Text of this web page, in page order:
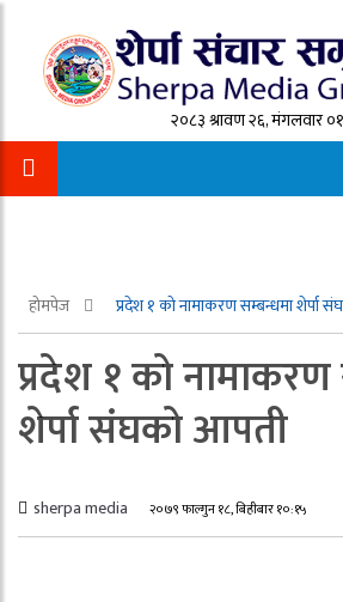
२०८३ श्रावण २६, मंगलवार
होमपेज प्रदेश १ को नामाकरण सम्बन्धमा शेर्पा
प्रदेश १ को नामाकरण
शेर्पा संघको आपती
sherpa media २०७९ फाल्गुन १८, बिहीबार १०:१५